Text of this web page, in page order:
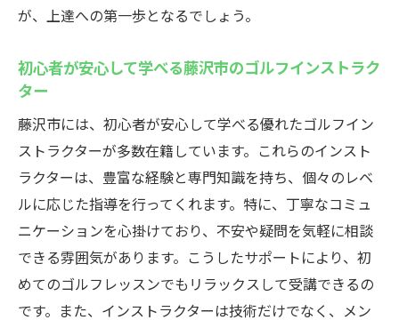
藤沢市のゴルフレッスンで上達をサポート
藤沢市でのゴルフレッスンが初心者に人気
上達を目指す藤沢市のゴルフレッスンの専
用プログラム
プロのインストラクターが教える藤沢市のゴル
フレッスンの魅力
藤沢市で活躍する経験豊富なゴルフインス
トラクター
プロが教える藤沢市のゴルフレッスンのメ
が、上達への第一歩となるでしょう。
初心者が安心して学べる藤沢市のゴルフインストラク
ター
藤沢市には、初心者が安心して学べる優れたゴルフイン
ストラクターが多数在籍しています。これらのインスト
ラクターは、豊富な経験と専門知識を持ち、個々のレベ
ルに応じた指導を行ってくれます。特に、丁寧なコミュ
ニケーションを心掛けており、不安や疑問を気軽に相談
できる雰囲気があります。こうしたサポートにより、初
めてのゴルフレッスンでもリラックスして受講できるの
です。また、インストラクターは技術だけでなく、メン